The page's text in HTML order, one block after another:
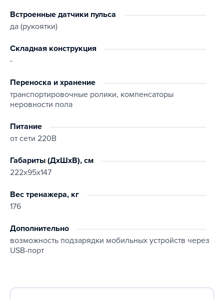
Встроенные датчики пульса
да (рукоятки)
Складная конструкция
-
Переноска и хранение
транспортировочные ролики, компенсаторы
неровности пола
Питание
от сети 220В
Габариты (ДхШхВ), см
222х95х147
Вес тренажера, кг
176
Дополнительно
возможность подзарядки мобильных устройств через
USB-порт